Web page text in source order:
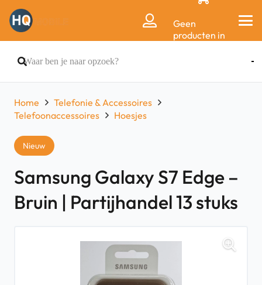
Geen
producten in
Home
Telefonie & Accessoires
Telefoonaccessoires
Hoesjes
Nieuw
Samsung Galaxy S7 Edge –
Bruin | Partijhandel 13 stuks